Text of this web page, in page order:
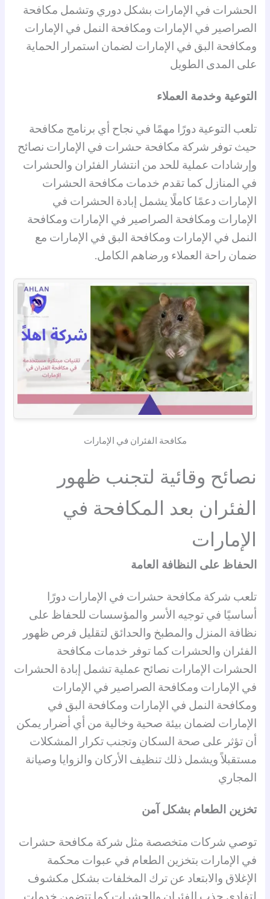
الحشرات في الإمارات بشكل دوري وتشمل مكافحة
الصراصير في الإمارات ومكافحة النمل في الإمارات
ومكافحة البق في الإمارات لضمان استمرار الحماية
على المدى الطويل
التوعية وخدمة العملاء
تلعب التوعية دورًا مهمًا في نجاح أي برنامج مكافحة
حيث توفر شركة مكافحة حشرات في الإمارات نصائح
وإرشادات عملية للحد من انتشار الفئران والحشرات
في المنازل كما تقدم خدمات مكافحة الحشرات
الإمارات دعمًا كاملًا يشمل إبادة الحشرات في
الإمارات ومكافحة الصراصير في الإمارات ومكافحة
النمل في الإمارات ومكافحة البق في الإمارات مع
ضمان راحة العملاء ورضاهم الكامل.
مكافحة الفئران في الإمارات
نصائح وقائية لتجنب ظهور
الفئران بعد المكافحة في
الإمارات
الحفاظ على النظافة العامة
تلعب شركة مكافحة حشرات في الإمارات دورًا
أساسيًا في توجيه الأسر والمؤسسات للحفاظ على
نظافة المنزل والمطبخ والحدائق لتقليل فرص ظهور
الفئران والحشرات كما توفر خدمات مكافحة
الحشرات الإمارات نصائح عملية تشمل إبادة الحشرات
في الإمارات ومكافحة الصراصير في الإمارات
ومكافحة النمل في الإمارات ومكافحة البق في
الإمارات لضمان بيئة صحية وخالية من أي أضرار يمكن
أن تؤثر على صحة السكان وتجنب تكرار المشكلات
مستقبلاً ويشمل ذلك تنظيف الأركان والزوايا وصيانة
المجاري
تخزين الطعام بشكل آمن
توصي شركات متخصصة مثل شركة مكافحة حشرات
في الإمارات بتخزين الطعام في عبوات محكمة
الإغلاق والابتعاد عن ترك المخلفات بشكل مكشوف
لتفادي جذب الفئران والحشرات كما تتضمن خدمات